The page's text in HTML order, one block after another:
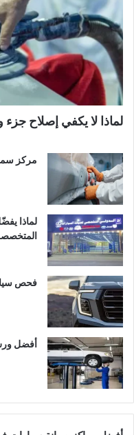
لماذا لا يكفي إصلاح
مركز
لماذا
فحص
أفضل